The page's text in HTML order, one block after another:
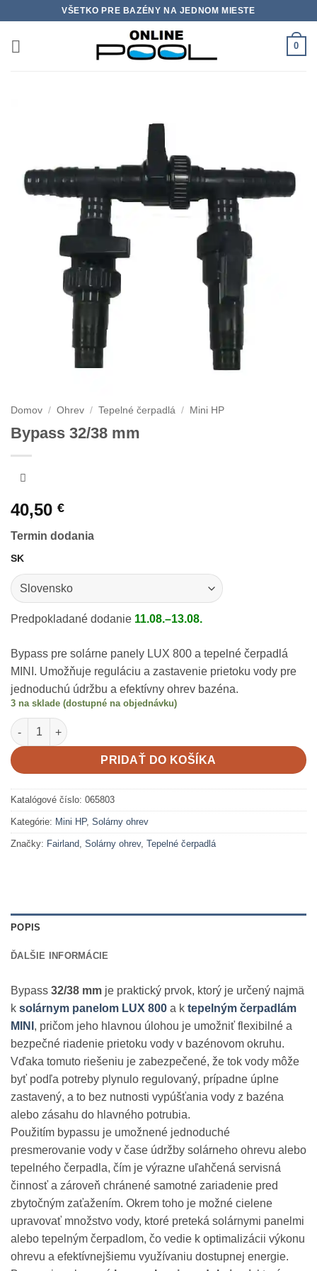
content
VŠETKO PRE BAZÉNY NA JEDNOM MIESTE
0
Domov / Ohrev / Tepelné čerpadlá / Mini HP
Bypass 32/38 mm
40,50 €
Termin dodania
SK
Predpokladané dodanie 11.08.–13.08.
Bypass pre solárne panely LUX 800 a tepelné čerpadlá
MINI. Umožňuje reguláciu a zastavenie prietoku vody pre
jednoduchú údržbu a efektívny ohrev bazéna.
3 na sklade (dostupné na objednávku)
množstvo Bypass 32/38 mm
PRIDAŤ DO KOŠÍKA
Katalógové číslo: 065803
Kategórie: Mini HP, Solárny ohrev
Značky: Fairland, Solárny ohrev, Tepelné čerpadlá
POPIS
ĎALŠIE INFORMÁCIE
Bypass 32/38 mm je praktický prvok, ktorý je určený najmä
k solárnym panelom LUX 800 a k tepelným čerpadlám
MINI , pričom jeho hlavnou úlohou je umožniť flexibilné a
bezpečné riadenie prietoku vody v bazénovom okruhu.
Vďaka tomuto riešeniu je zabezpečené, že tok vody môže
byť podľa potreby plynulo regulovaný, prípadne úplne
zastavený, a to bez nutnosti vypúšťania vody z bazéna
alebo zásahu do hlavného potrubia.
Použitím bypassu je umožnené jednoduché
presmerovanie vody v čase údržby solárneho ohrevu alebo
tepelného čerpadla, čím je výrazne uľahčená servisná
činnosť a zároveň chránené samotné zariadenie pred
zbytočným zaťažením. Okrem toho je možné cielene
upravovať množstvo vody, ktoré preteká solárnymi panelmi
alebo tepelným čerpadlom, čo vedie k optimalizácii výkonu
ohrevu a efektívnejšiemu využívaniu dostupnej energie.